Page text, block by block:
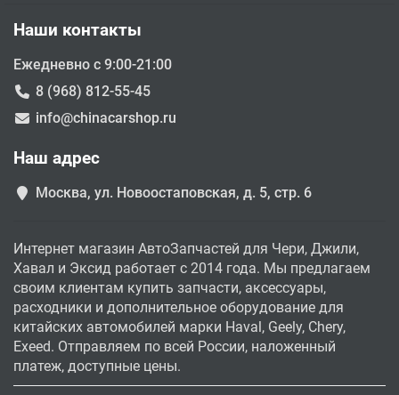
Наши контакты
Ежедневно с 9:00-21:00
8 (968) 812-55-45
info@chinacarshop.ru
Наш адрес
Москва, ул. Новоостаповская, д. 5, стр. 6
Интернет магазин АвтоЗапчастей для Чери, Джили,
Хавал и Эксид работает с 2014 года. Мы предлагаем
своим клиентам купить запчасти, аксессуары,
расходники и дополнительное оборудование для
китайских автомобилей марки Haval, Geely, Chery,
Exeed. Отправляем по всей России, наложенный
платеж, доступные цены.